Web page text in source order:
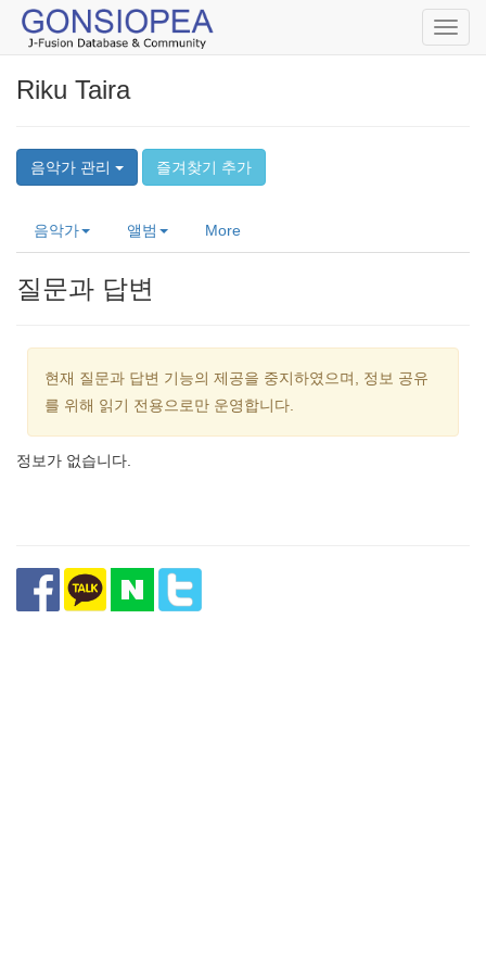
Riku Taira
음악가 관리 즐겨찾기 추가
음악가 앨범 More
질문과 답변
현재 질문과 답변 기능의 제공을 중지하였으며, 정보 공유
를 위해 읽기 전용으로만 운영합니다.
정보가 없습니다.